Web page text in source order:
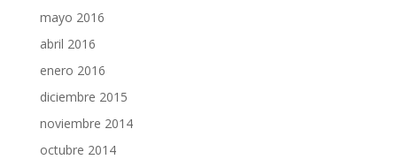
mayo 2016
abril 2016
enero 2016
diciembre 2015
noviembre 2014
octubre 2014